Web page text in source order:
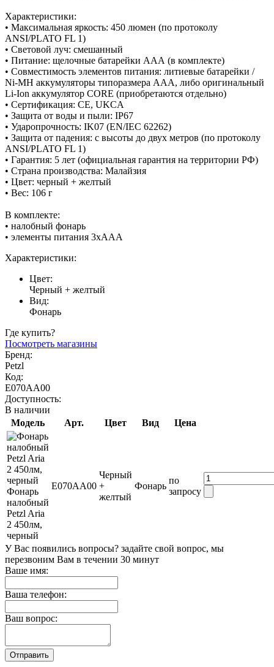
Характеристики:
• Максимальная яркость: 450 люмен (по протоколу
ANSI/PLATO FL 1)
• Световой луч: смешанный
• Питание: щелочные батарейки ААА (в комплекте)
• Совместимость элементов питания: литиевые батарейки /
Ni-MH аккумуляторы типоразмера ААА, либо оригинальный
Li-Ion аккумулятор CORE (приобретаются отдельно)
• Сертификация: CE, UKCA
• Защита от воды и пыли: IP67
• Ударопрочность: IK07 (EN/IEC 62262)
• Защита от падения: с высоты до двух метров (по протоколу
ANSI/PLATO FL 1)
• Гарантия: 5 лет (официальная гарантия на территории РФ)
• Страна производства: Малайзия
• Цвет: черный + желтый
• Вес: 106 г
В комплекте:
• налобный фонарь
• элементы питания 3хААА
Характеристики:
Цвет:
Черный + желтый
Вид:
Фонарь
Где купить?
Посмотреть магазины
Бренд:
Petzl
Код:
E070AA00
Доступность:
В наличии
Модель
Арт. Цвет Вид Цена
Фонарь
налобный
Petzl Aria
2 450лм,
черный
E070AA00
Черный
+
желтый
Фонарь
по
запросу
У Вас появились вопросы? задайте свой вопрос, мы
перезвоним Вам в течении 30 минут
Ваше имя:
Ваша телефон:
Ваш вопрос: